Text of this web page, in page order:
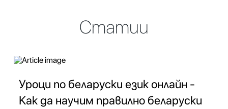
Статии
Уроци по беларуски език онлайн -
Как да научим правилно беларуски